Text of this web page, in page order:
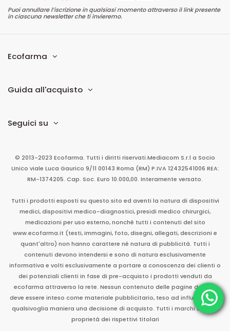
Puoi annullare l’iscrizione in qualsiasi momento attraverso il link presente
in ciascuna newsletter che ti invieremo.
Ecofarma
Guida all'acquisto
Seguici su
© 2013-2023 Ecofarma. Tutti i diritti riservati.Mediacom S.r.l a Socio
Unico viale Luca Gaurico 9/11 00143 Roma (RM) P.IVA 12432541006 REA:
RM-1374205. Cap. Soc. Euro 10.000,00. Interamente versato.
Tutti i prodotti esposti su questo sito ed aventi la natura di dispositivi
medici, dispositivi medico-diagnostici, presidi medico chirurgici,
medicazioni per uso esterno, nonché tutti i contenuti del sito
www.ecofarma.it (testi, immagini, foto, disegni, allegati, descrizioni e
quant'altro) non hanno carattere né natura di pubblicità. Tutti i
contenuti devono intendersi e sono di natura esclusivamente
informativa e volti esclusivamente a portare a conoscenza dei clienti o
dei potenziali clienti in fase di pre-acquisto i prodotti venduti da
ecofarma attraverso la rete. Nessun contenuto delle pagine del sito
deve essere inteso come materiale pubblicitario, teso ad influenzare in
qualsivoglia maniera una decisione di acquisto. Tutti i marchi sono di
proprietà dei rispettivi titolari